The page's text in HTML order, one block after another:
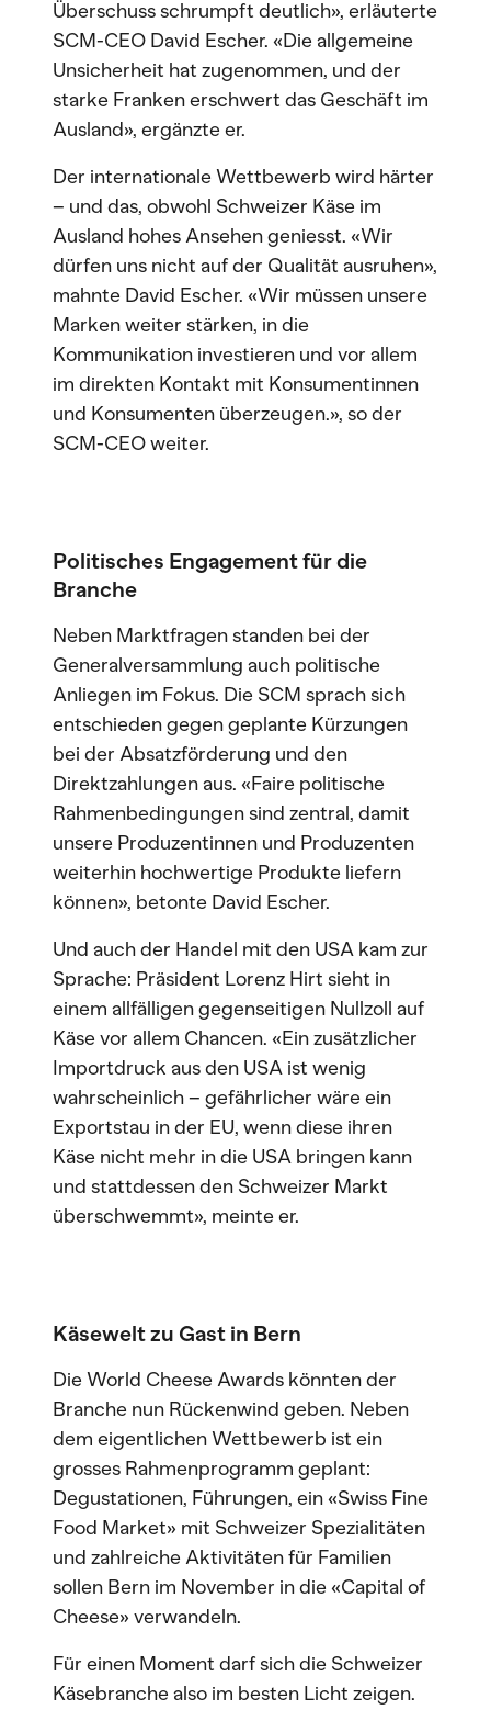
Überschuss schrumpft deutlich», erläuterte
SCM-CEO David Escher. «Die allgemeine
Unsicherheit hat zugenommen, und der
starke Franken erschwert das Geschäft im
Ausland», ergänzte er.
Der internationale Wettbewerb wird härter
– und das, obwohl Schweizer Käse im
Ausland hohes Ansehen geniesst. «Wir
dürfen uns nicht auf der Qualität ausruhen»,
mahnte David Escher. «Wir müssen unsere
Marken weiter stärken, in die
Kommunikation investieren und vor allem
im direkten Kontakt mit Konsumentinnen
und Konsumenten überzeugen.», so der
SCM-CEO weiter.
Politisches Engagement für die
Branche
Neben Marktfragen standen bei der
Generalversammlung auch politische
Anliegen im Fokus. Die SCM sprach sich
entschieden gegen geplante Kürzungen
bei der Absatzförderung und den
Direktzahlungen aus. «Faire politische
Rahmenbedingungen sind zentral, damit
unsere Produzentinnen und Produzenten
weiterhin hochwertige Produkte liefern
können», betonte David Escher.
Und auch der Handel mit den USA kam zur
Sprache: Präsident Lorenz Hirt sieht in
einem allfälligen gegenseitigen Nullzoll auf
Käse vor allem Chancen. «Ein zusätzlicher
Importdruck aus den USA ist wenig
wahrscheinlich – gefährlicher wäre ein
Exportstau in der EU, wenn diese ihren
Käse nicht mehr in die USA bringen kann
und stattdessen den Schweizer Markt
überschwemmt», meinte er.
Käsewelt zu Gast in Bern
Die World Cheese Awards könnten der
Branche nun Rückenwind geben. Neben
dem eigentlichen Wettbewerb ist ein
grosses Rahmenprogramm geplant:
Degustationen, Führungen, ein «Swiss Fine
Food Market» mit Schweizer Spezialitäten
und zahlreiche Aktivitäten für Familien
sollen Bern im November in die «Capital of
Cheese» verwandeln.
Für einen Moment darf sich die Schweizer
Käsebranche also im besten Licht zeigen.